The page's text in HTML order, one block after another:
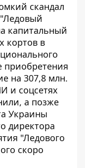
скандал
"Ледовый
капитальный
кортов в
приобретения
на 307,8 млн.
и соцсетях
, а позже
Украины
директора
"Ледового
скоро